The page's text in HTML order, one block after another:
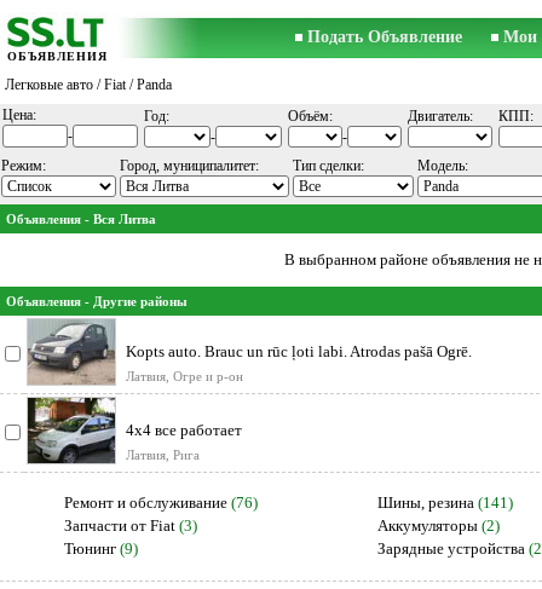
ОБЪЯВЛЕНИЯ
Подать Объявление Мои
Легковые авто /Fiat/ Panda
Цена:
-
Год:
-
Объём:
-
Двигатель: КПП:
Режим: Город, муниципалитет: Тип сделки: Модель:
Объявления - Вся Литва
В выбранном районе объявления не
Объявления - Другие районы
Kopts auto. Brauc un rūc ļoti labi. Atrodas pašā Ogrē.
Латвия, Огре и р-он
4x4 все работает
Латвия, Рига
Ремонт и обслуживание (76)
Запчасти от Fiat (3)
Тюнинг (9)
Шины, резина (141)
Аккумуляторы (2)
Зарядные устройства